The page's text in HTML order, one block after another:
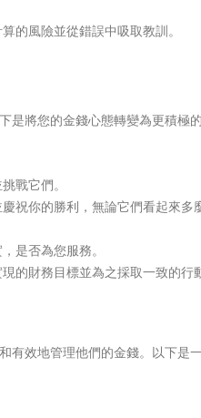
的風險並從錯誤中吸取教訓。
是將您的金錢心態轉變為更積極
戰它們。
祝你的勝利，無論它們看起來多
是否為您服務。
的財務目標並為之採取一致的行
有效地管理他們的金錢。以下是